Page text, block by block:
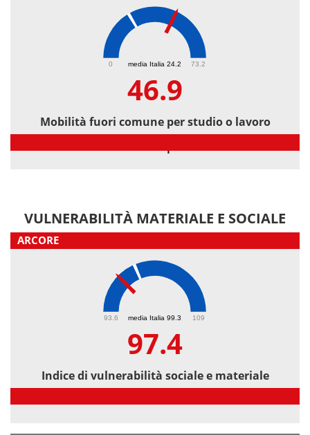
media Italia 24.2
0 73.2
46.9
Mobilità fuori comune per studio o lavoro
VULNERABILITÀ MATERIALE E SOCIALE
ARCORE
media Italia 99.3
93.6 109
97.4
Indice di vulnerabilità sociale e materiale